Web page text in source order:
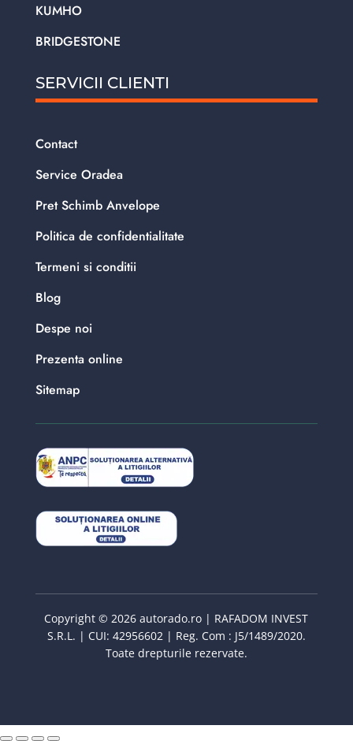
KUMHO
BRIDGESTONE
SERVICII CLIENTI
Contact
Service Oradea
Pret Schimb Anvelope
Politica de confidentialitate
Termeni si conditii
Blog
Despe noi
Prezenta online
Sitemap
Copyright © 2026 autorado.ro | RAFADOM INVEST
S.R.L. | CUI: 42956602 | Reg. Com : J5/1489/2020.
Toate drepturile rezervate.